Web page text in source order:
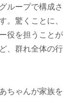
ループで構成さ
。驚くことに、
役を担うことが
、群れ全体の行
ちゃんが家族を